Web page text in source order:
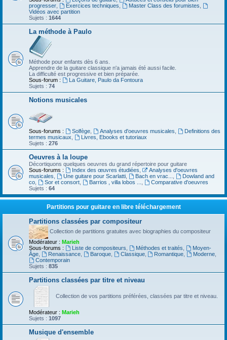
progresser
Exercices techniques Master Class des forumistes
Vidéos avec partition
Sujets : 1644
La méthode à Paulo
Méthode pour enfants dès 6 ans.
Apprendre de la guitare classique n'a jamais été aussi facile.
La difficulté est progressive et bien préparée.
Sous-forum :
La Guitare, Paulo da Fontoura
Sujets : 74
Notions musicales
Sous-forums : Solfège, Analyses d'oeuvres musicales
Definitions des
termes musicaux
Livres, Ebooks et tutoriaux
Sujets : 276
Oeuvres à la loupe
Décortiquons quelques oeuvres du grand répertoire pour guitare
Sous-forums :
Index des œuvres étudiées
Analyses d'oeuvres
musicales
Une guitare pour Scarlatti, Bach en vrac...
Dowland and
co
Sor et consort, Barrios , villa lobos ...
Comparative d'oeuvres
Sujets : 64
Partitions pour guitare en libre téléchargement
Partitions classées par compositeur
Collection de partitions gratuites avec biographies du compositeur
Modérateur : Marieh
Sous-forums :
Liste de compositeurs Méthodes et traités
Moyen-
Âge
Renaissance, Baroque, Classique, Romantique Moderne
Contemporain
Sujets : 835
Partitions classées par titre et niveau
Collection de vos partitions préférées, classées par titre et niveau.
Modérateur : Marieh
Sujets : 1097
Musique d'ensemble